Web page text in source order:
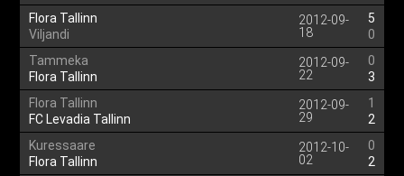
Flora Tallinn
Viljandi
2012-09-
18
5
0
Tammeka
Flora Tallinn
2012-09-
22
0
3
Flora Tallinn
FC Levadia Tallinn
2012-09-
29
1
2
Kuressaare
Flora Tallinn
2012-10-
02
0
2